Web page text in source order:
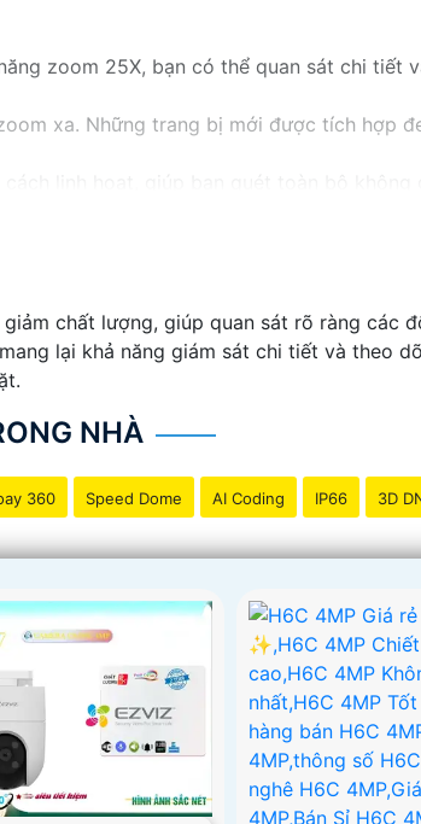
zoom 25X, bạn có thể quan sát chi tiết
xa. Những trang bị mới được tích hợp
nhận biết và phát hiện sự cố sớm, từ đó
mọi nơi mà không gặp bất kỳ khó khăn
chất lượng, giúp quan sát rõ ràng các
lại khả năng giám sát chi tiết và theo
NHÀ
360 Speed Dome AI Coding IP66 3D